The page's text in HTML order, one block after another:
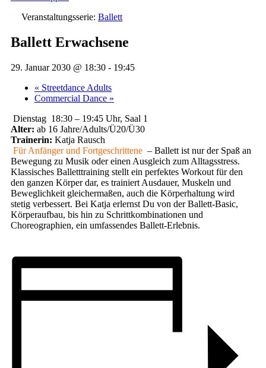
Veranstaltungsserie: Ballett
Ballett Erwachsene
29. Januar 2030 @ 18:30 - 19:45
« Streetdance Adults
Commercial Dance »
Dienstag 18:30 – 19:45 Uhr, Saal 1
Alter: ab 16 Jahre/Adults/Ü20/Ü30
Trainerin: Katja Rausch
Für Anfänger und Fortgeschrittene – Ballett ist nur der Spaß an
Bewegung zu Musik oder einen Ausgleich zum Alltagsstress.
Klassisches Balletttraining stellt ein perfektes Workout für den
den ganzen Körper dar, es trainiert Ausdauer, Muskeln und
Beweglichkeit gleichermaßen, auch die Körperhaltung wird
stetig verbessert. Bei Katja erlernst Du von der Ballett-Basic,
Körperaufbau, bis hin zu Schrittkombinationen und
Choreographien, ein umfassendes Ballett-Erlebnis.